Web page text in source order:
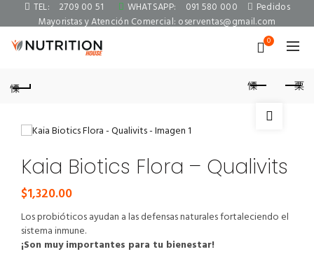
TEL: 2709 00 51 WHATSAPP: 091 580 000
Pedidos
Mayoristas y Atención Comercial: oserventas@gmail.com
0
Kaia Biotics Flora – Qualivits
$1,320.00
Los probióticos ayudan a las defensas naturales fortaleciendo el
sistema inmune.
¡Son muy importantes para tu bienestar!